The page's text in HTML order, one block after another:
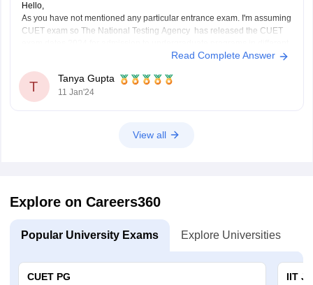
Hello,
As you have not mentioned any particular entrance exam. I'm assuming
CUET exam so The National Testing Agency has released the CUET
central universities. The exam is scheduled to be conducted from May
Read Complete Answer
T
Tanya Gupta
11 Jan'24
View all
Explore on Careers360
Popular University Exams Explore Universities
CUET PG
IIT